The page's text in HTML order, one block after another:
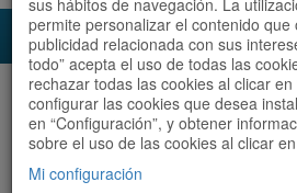
Audioruta Totes les rutes
Totes les rutes Ordenar per:
sus hábitos de navegación. La
permite personalizar el contenido
publicidad relacionada con sus
todo” acepta el uso de todas las
rechazar todas las cookies al clicar en
configurar las cookies que desea
en “Configuración”, y obtener
sobre el uso de las cookies al clicar
Mi configuración